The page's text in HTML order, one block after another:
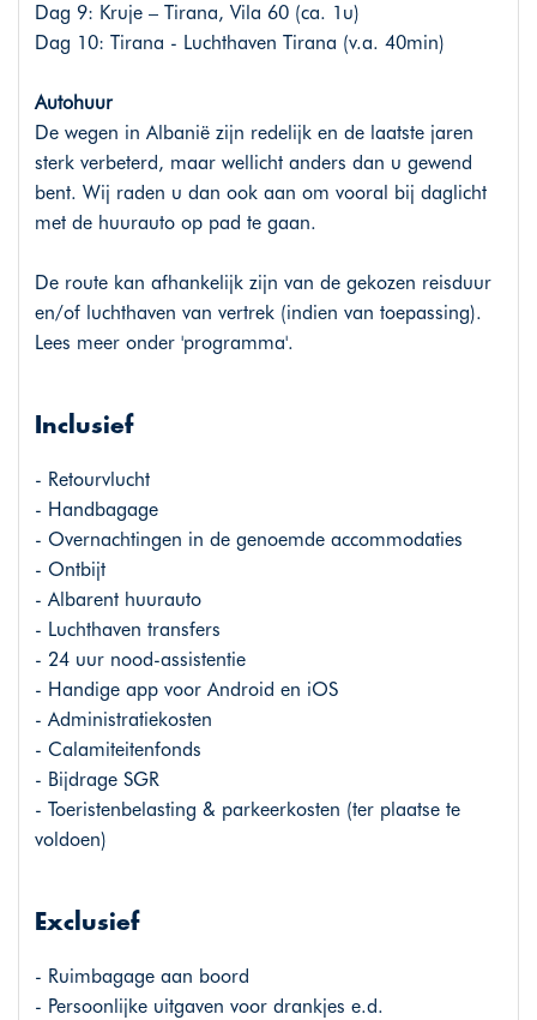
Dag 9: Kruje – Tirana, Vila 60 (ca. 1u)
Dag 10: Tirana - Luchthaven Tirana (v.a. 40min)
Autohuur
De wegen in Albanië zijn redelijk en de laatste jaren
sterk verbeterd, maar wellicht anders dan u gewend
bent. Wij raden u dan ook aan om vooral bij daglicht
met de huurauto op pad te gaan.
De route kan afhankelijk zijn van de gekozen reisduur
en/of luchthaven van vertrek (indien van toepassing).
Lees meer onder 'programma'.
Inclusief
- Retourvlucht
- Handbagage
- Overnachtingen in de genoemde accommodaties
- Ontbijt
- Albarent huurauto
- Luchthaven transfers
- 24 uur nood-assistentie
- Handige app voor Android en iOS
- Administratiekosten
- Calamiteitenfonds
- Bijdrage SGR
- Toeristenbelasting & parkeerkosten (ter plaatse te
voldoen)
Exclusief
- Ruimbagage aan boord
- Persoonlijke uitgaven voor drankjes e.d.